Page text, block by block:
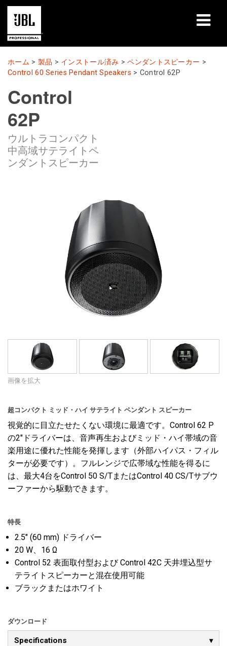
製品
学習セッション
会社概要
ホーム > 製品 > インストール済み >ペンダントスピーカー >
Control 60 Series Pendant Speakers > Control 62P
Control
62P
ウルトラコンパクト
中高域サテライトペ
ンダントスピーカー
画像を拡大
超コンパクト ミッド・ハイ サテライト ペンダント スピーカー
視覚的に目立たせたくない環境に最適です。Control 62 P
の2"ドライバーは、音声再生およびミッド・ハイ帯域の音
楽用途に優れた性能を発揮します（外部ハイパス・フィル
ターが必要です）。フルレンジで広帯域な性能を得るに
は、最大4台をControl 50 S/TまたはControl 40 CS/Tサブウ
ーファーから駆動できます。
特長
2.5" (60 mm) ドライバー
20 W、16 Ω
Control 52 表面取付型および Control 42C 天井埋込型サ
テライトスピーカーと混在使用可能
ブラックまたはホワイト
ダウンロード
Specifications